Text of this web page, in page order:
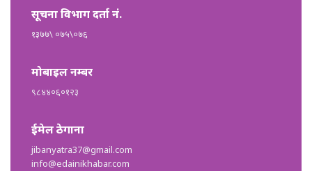
सूचना विभाग दर्ता नं.
१३७७\ ०७५\०७६
मोबाइल नम्बर
९८४४०६०१२३
ईमेल ठेगाना
jibanyatra37@gmail.com
info@edainikhabar.com